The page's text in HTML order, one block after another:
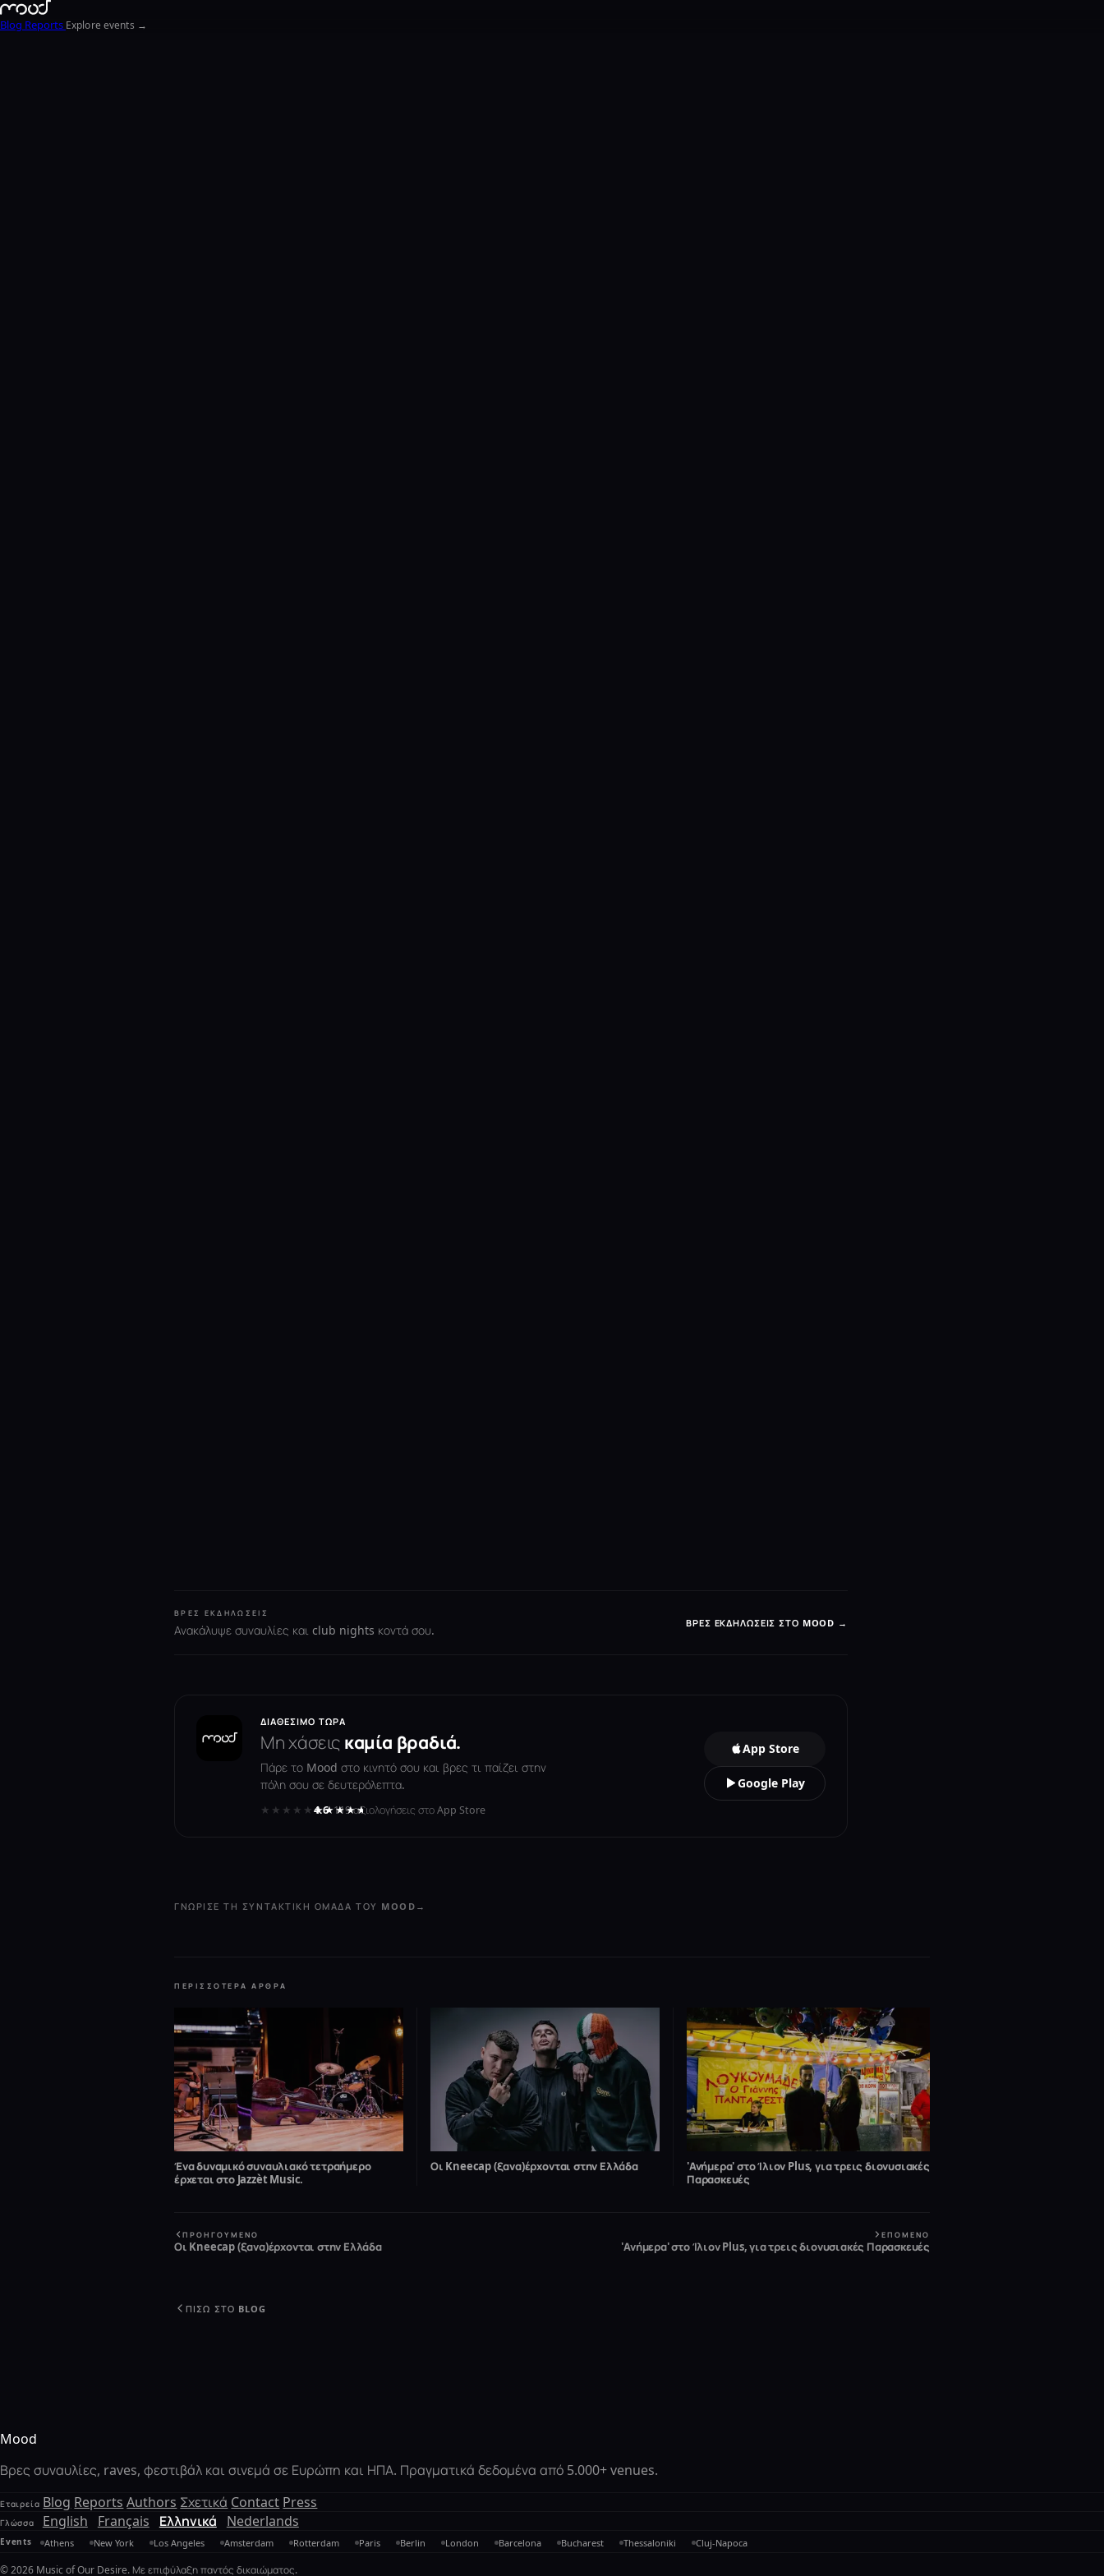
Blog Reports Explore events →
ΒΡΕΣ ΕΚΔΗΛΏΣΕΙΣ
Ανακάλυψε συναυλίες και club nights κοντά σου. ΒΡΕΣ ΕΚΔΗΛΏΣΕΙΣ ΣΤΟ MOOD →
ΔΙΑΘΈΣΙΜΟ ΤΏΡΑ
Μη χάσεις καμία βραδιά.
Πάρε το Mood στο κινητό σου και βρες τι παίζει στην
πόλη σου σε δευτερόλεπτα.
★★★★★★★★★★
4.6· 119 αξιολογήσεις στο App Store
App Store
Google Play
ΓΝΏΡΙΣΕ ΤΗ ΣΥΝΤΑΚΤΙΚΉ ΟΜΆΔΑ ΤΟΥ MOOD →
ΠΕΡΙΣΣΌΤΕΡΑ ΆΡΘΡΑ
Ένα δυναμικό συναυλιακό τετραήμερο
έρχεται στο Jazzèt Music.
Οι Kneecap (ξανα)έρχονται στην Ελλάδα
'Ανήμερα' στο Ίλιον Plus, για τρεις διονυσιακές
Παρασκευές
ΠΡΟΗΓΟΎΜΕΝΟ
Οι Kneecap (ξανα)έρχονται στην Ελλάδα
ΕΠΌΜΕΝΟ
'Ανήμερα' στο Ίλιον Plus, για τρεις διονυσιακές Παρασκευές
ΠΊΣΩ ΣΤΟ BLOG
Mood
Βρες συναυλίες, raves, φεστιβάλ και σινεμά σε Ευρώπη και ΗΠΑ. Πραγματικά δεδομένα από 5.000+ venues.
Εταιρεία Blog Reports Authors Σχετικά Contact Press
Γλώσσα English Français Ελληνικά Nederlands
Events Athens New York Los Angeles Amsterdam Rotterdam Paris Berlin London Barcelona Bucharest Thessaloniki Cluj-Napoca
© 2026 Music of Our Desire. Με επιφύλαξη παντός δικαιώματος.